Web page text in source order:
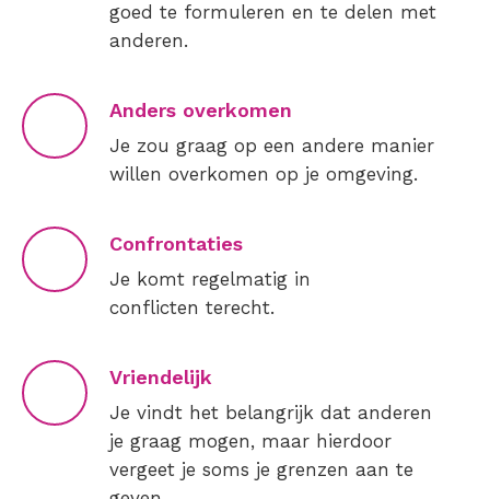
goed te formuleren en te delen met
anderen.
Anders overkomen
Je zou graag op een andere manier
willen overkomen op je omgeving.
Confrontaties
Je komt regelmatig in
conflicten terecht.
Vriendelijk
Je vindt het belangrijk dat anderen
je graag mogen, maar hierdoor
vergeet je soms je grenzen aan te